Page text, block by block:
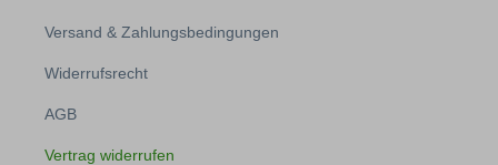
Versand & Zahlungsbedingungen
Widerrufsrecht
AGB
Vertrag widerrufen